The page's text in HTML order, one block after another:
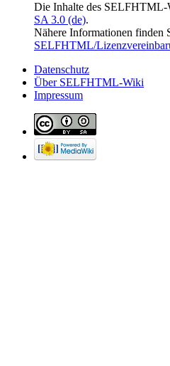
Die Inhalte des SELFHTML-
SA 3.0 (de).
Nähere Informationen finden
SELFHTML/
Datenschutz
Über SELFHTML-Wiki
Impressum